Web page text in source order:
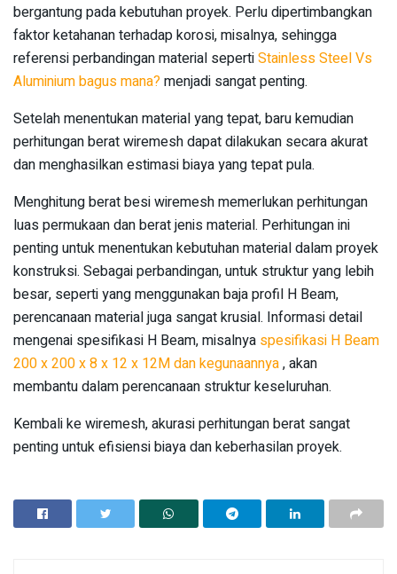
bergantung pada kebutuhan proyek. Perlu dipertimbangkan
faktor ketahanan terhadap korosi, misalnya, sehingga
referensi perbandingan material sepertiStainless Steel Vs
Aluminium bagus mana?menjadi sangat penting.
Setelah menentukan material yang tepat, baru kemudian
perhitungan berat wiremesh dapat dilakukan secara akurat
dan menghasilkan estimasi biaya yang tepat pula.
Menghitung berat besi wiremesh memerlukan perhitungan
luas permukaan dan berat jenis material. Perhitungan ini
penting untuk menentukan kebutuhan material dalam proyek
konstruksi. Sebagai perbandingan, untuk struktur yang lebih
besar, seperti yang menggunakan baja profil H Beam,
perencanaan material juga sangat krusial. Informasi detail
mengenai spesifikasi H Beam, misalnya spesifikasi H Beam
200 x 200 x 8 x 12 x 12M dan kegunaannya, akan
membantu dalam perencanaan struktur keseluruhan.
Kembali ke wiremesh, akurasi perhitungan berat sangat
penting untuk efisiensi biaya dan keberhasilan proyek.